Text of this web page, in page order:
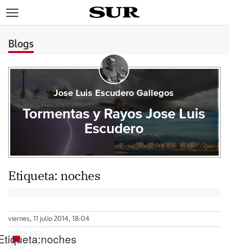
Blogs
Jose Luis Escudero Gallegos
Tormentas y Rayos Jose Luis
Escudero
Etiqueta: noches
viernes, 11 julio 2014, 18:04
noches